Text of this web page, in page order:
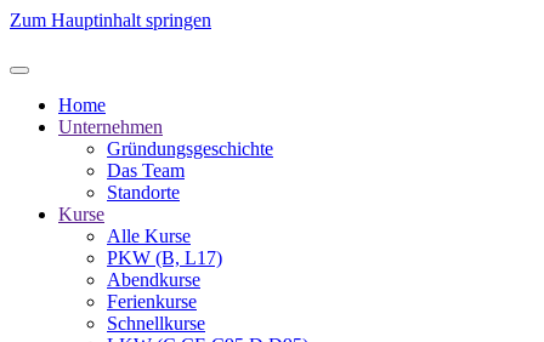
Zum Hauptinhalt springen
Home
Unternehmen
Gründungsgeschichte
Das Team
Standorte
Kurse
Alle Kurse
PKW (B, L17)
Abendkurse
Ferienkurse
Schnellkurse